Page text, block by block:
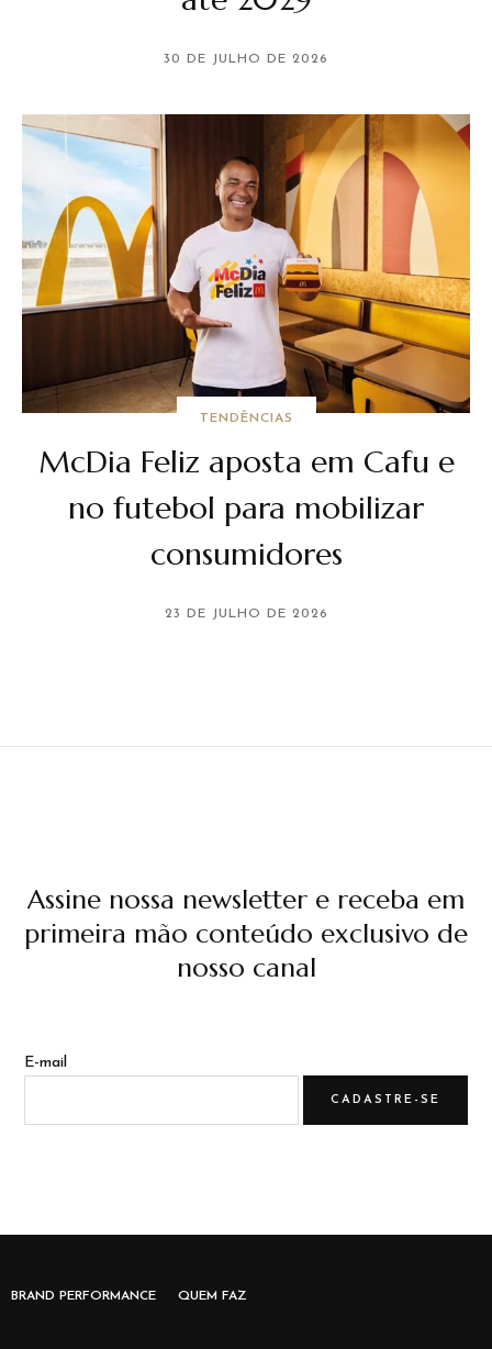
30 DE JULHO DE 2026
TENDÊNCIAS
McDia Feliz aposta em Cafu e
no futebol para mobilizar
consumidores
23 DE JULHO DE 2026
Assine nossa newsletter e receba em
primeira mão conteúdo exclusivo de
nosso canal
E-mail
BRAND PERFORMANCE QUEM FAZ